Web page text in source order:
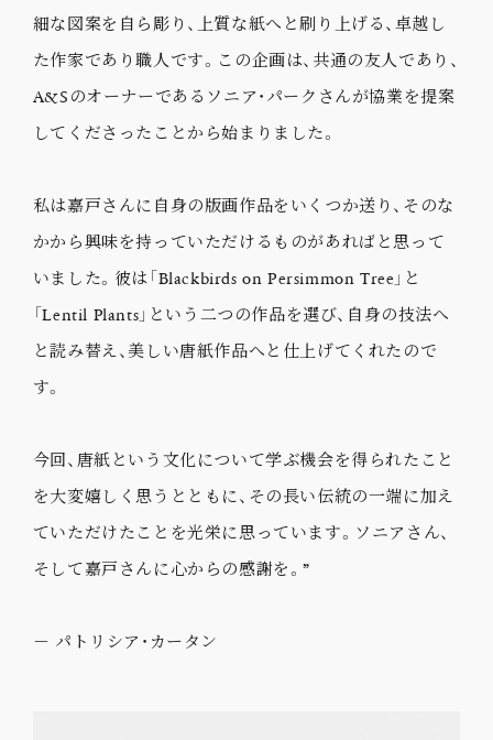
細な図案を自ら彫り、上質な紙へと刷り上げる、卓越し
た作家であり職人です。この企画は、共通の友人であり、
A&Sのオーナーであるソニア・パークさんが協業を提案
してくださったことから始まりました。
私は嘉戸さんに自身の版画作品をいくつか送り、そのな
かから興味を持っていただけるものがあればと思って
いました。彼は「Blackbirds on Persimmon Tree」と
「Lentil Plants」という二つの作品を選び、自身の技法へ
と読み替え、美しい唐紙作品へと仕上げてくれたので
す。
今回、唐紙という文化について学ぶ機会を得られたこと
を大変嬉しく思うとともに、その長い伝統の一端に加え
ていただけたことを光栄に思っています。ソニアさん、
そして嘉戸さんに心からの感謝を。”
－ パトリシア・カータン